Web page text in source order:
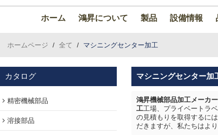
ホーム 鴻昇について 製品 設備情報
ホームページ / 全て / マシニングセンター加工
カタログ
精密機械部品
溶接部品
マシニングセンター加
鴻昇機械部品加工メーカー
工工場、プライベートラ
の見積もりを取得するに
だきますが、私たちはよ